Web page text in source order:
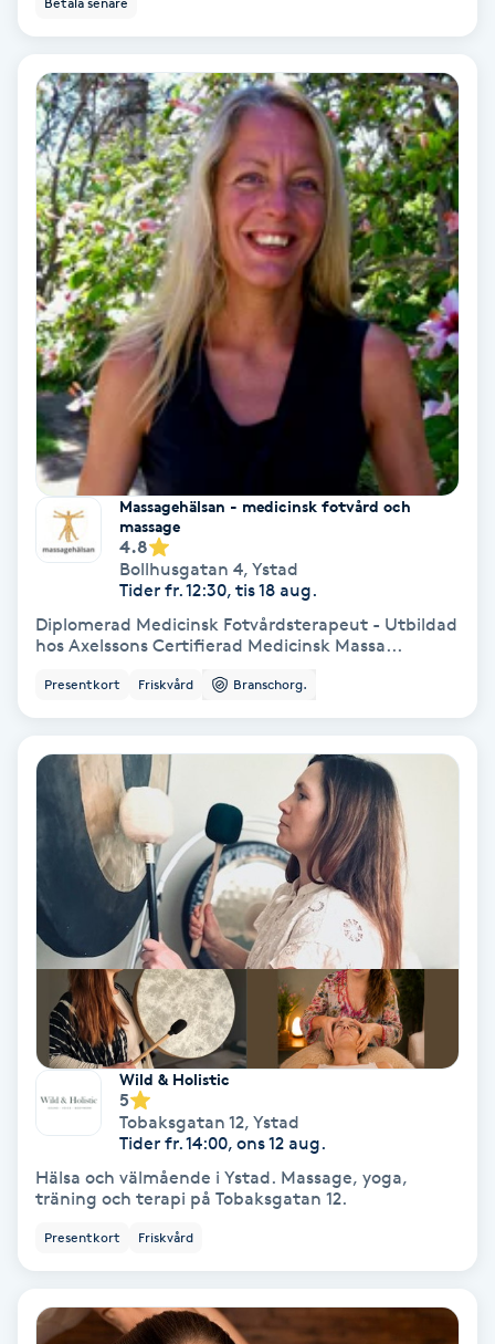
Babylights
Balayage
Bambumassage
Barber
Barnklippning
BIAB
Blowout
Bottenfärg
Bröllopsuppsättning
Coachning
Color correction
Cryoterapi
Damklippning
Dermapen
Diamantslipning
Massagehälsan - medicinsk fotvård och
massage
4.8
Bollhusgatan 4, Ystad
Tider fr. 12:30, tis 18 aug.
Diplomerad Medicinsk Fotvårdsterapeut - Utbildad
hos Axelssons Certifierad Medicinsk Massa...
Presentkort Friskvård Branschorg.
Wild & Holistic
5
Tobaksgatan 12, Ystad
Tider fr. 14:00, ons 12 aug.
Hälsa och välmående i Ystad. Massage, yoga,
träning och terapi på Tobaksgatan 12.
Presentkort Friskvård